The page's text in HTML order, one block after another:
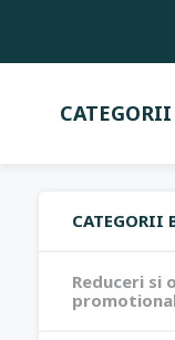
CATEGORII
CATEGORII
Reduceri si